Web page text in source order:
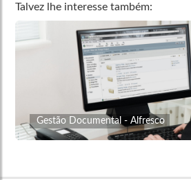
Talvez lhe interesse também:
Gestão Documental - Alfresco